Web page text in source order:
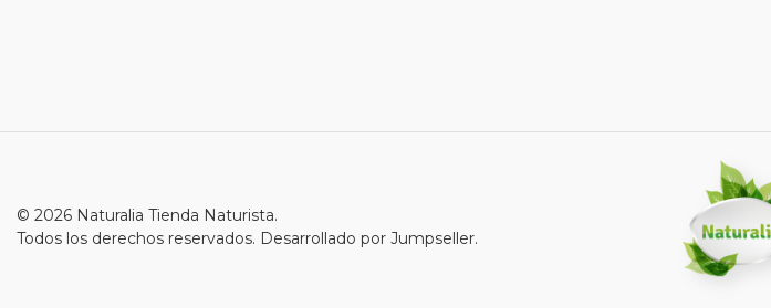
© 2026 Naturalia Tienda Naturista.
Todos los derechos reservados. Desarrollado por Jumpseller.